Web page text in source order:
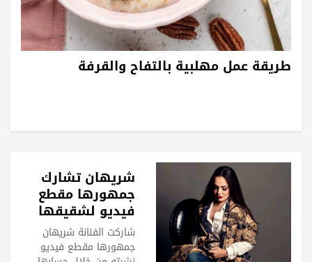
طريقة عمل مهلبية بالتفاح والقرفة
شريهان تشارك
جمهورها مقطع
فيديو لشقيقها
الراحل الفنان عمر
خورشيد
شاركت الفنانة شريهان
جمهورها مقطع فيديو